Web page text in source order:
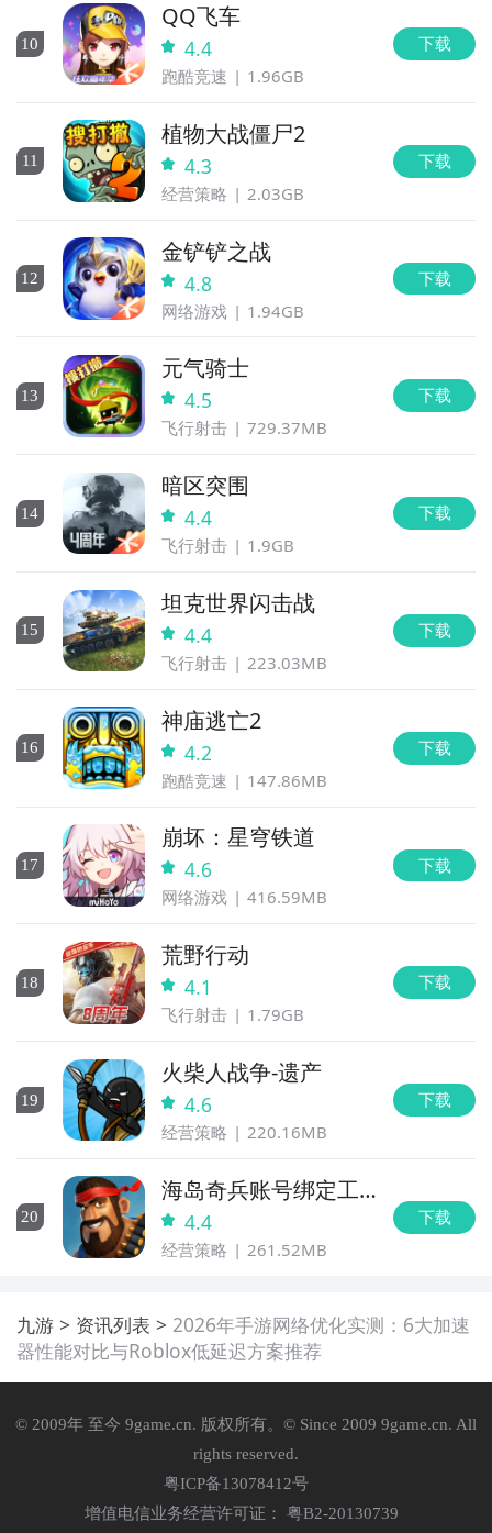
10
QQ飞车
4.4
跑酷竞速 1.96GB
下载
11
植物大战僵尸2
4.3
经营策略 2.03GB
下载
12
金铲铲之战
4.8
网络游戏 1.94GB
下载
13
元气骑士
4.5
飞行射击 729.37MB
下载
14
暗区突围
4.4
飞行射击 1.9GB
下载
15
坦克世界闪击战
4.4
飞行射击 223.03MB
下载
16
神庙逃亡2
4.2
跑酷竞速 147.86MB
下载
17
崩坏：星穹铁道
4.6
网络游戏 416.59MB
下载
18
荒野行动
4.1
飞行射击 1.79GB
下载
19
火柴人战争-遗产
4.6
经营策略 220.16MB
下载
20
海岛奇兵账号绑定工
具 4.4
经营策略 261.52MB
下载
九游 资讯列表
2026年手游网络优化实测：6大加速
器性能对比与Roblox低延迟方案推荐
© 2009年 至今 9game.cn. 版权所有。© Since 2009 9game.cn. All
rights reserved.
粤ICP备13078412号
增值电信业务经营许可证： 粤B2-20130739